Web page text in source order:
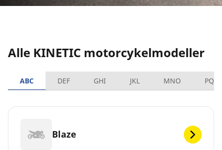
Alle KINETIC motorcykelmodeller
ABC DEF GHI JKL MNO PQRS
Blaze